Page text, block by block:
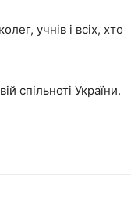
учнів і всіх, хто
спільноті України.